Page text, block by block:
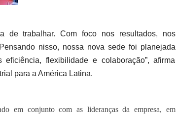
de trabalhar. Com foco nos resultados, nos
nisso, nossa nova sede foi planejada
flexibilidade e colaboração”, afirma
para a América Latina.
em conjunto com as lideranças da empresa, em